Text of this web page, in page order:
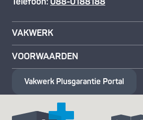
VAKWERK
VOORWAARDEN
Vakwerk Plusgarantie Portal